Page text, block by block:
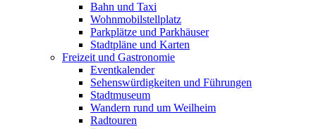
Bahn und Taxi
Wohnmobilstellplatz
Parkplätze und Parkhäuser
Stadtpläne und Karten
Freizeit und Gastronomie
Eventkalender
Sehenswürdigkeiten und Führungen
Stadtmuseum
Wandern rund um Weilheim
Radtouren